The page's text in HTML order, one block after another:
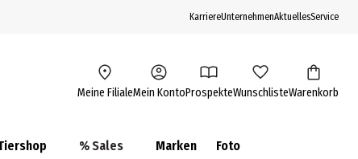
KarriereUnternehmenAktuellesService
Meine FilialeMein KontoProspekteWunschlisteWarenkorb
% Sales Marken Foto